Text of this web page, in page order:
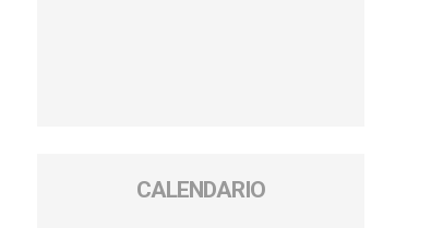
CALENDARIO